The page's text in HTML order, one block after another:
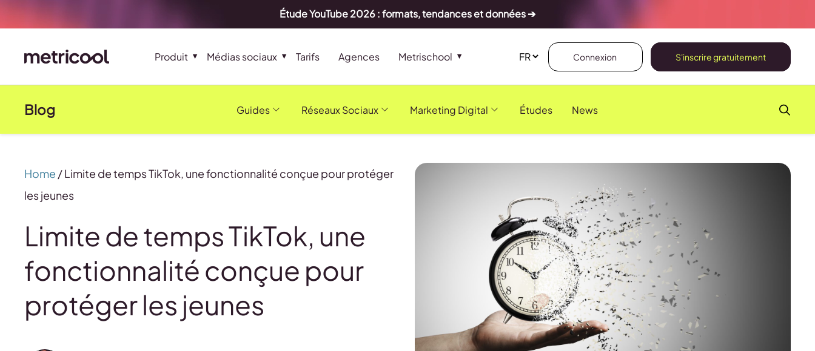
Étude YouTube 2026 : formats, tendances et données ➔
Produit Médias sociaux Tarifs Agences Metrischool Connexion S'inscrire gratuitement
Blog Guides Réseaux Sociaux Marketing Digital Études News
Home /Limite de temps TikTok, une fonctionnalité conçue pour protéger
les jeunes
Limite de temps TikTok, une
fonctionnalité conçue pour
protéger les jeunes